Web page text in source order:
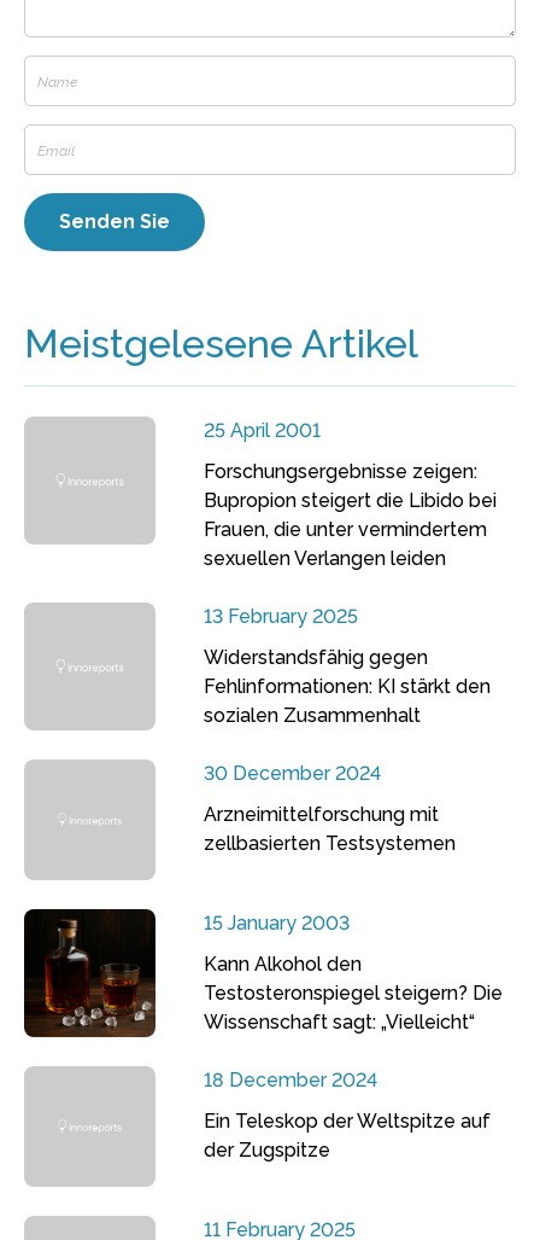
Meistgelesene Artikel
25 April 2001
Forschungsergebnisse zeigen:
Bupropion steigert die Libido bei
Frauen, die unter vermindertem
sexuellen Verlangen leiden
13 February 2025
Widerstandsfähig gegen
Fehlinformationen: KI stärkt den
sozialen Zusammenhalt
30 December 2024
Arzneimittelforschung mit
zellbasierten Testsystemen
15 January 2003
Kann Alkohol den
Testosteronspiegel steigern? Die
Wissenschaft sagt: „Vielleicht“
18 December 2024
Ein Teleskop der Weltspitze auf
der Zugspitze
11 February 2025